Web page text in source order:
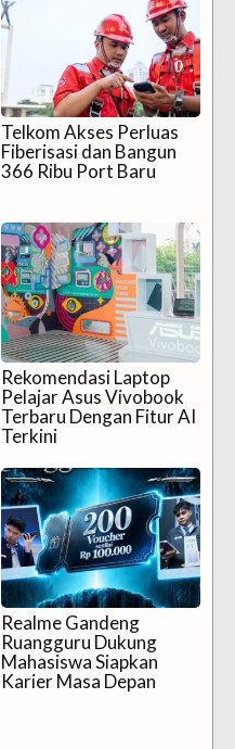
Telkom Akses Perluas
Fiberisasi dan Bangun
366 Ribu Port Baru
Rekomendasi Laptop
Pelajar Asus Vivobook
Terbaru Dengan Fitur AI
Terkini
Realme Gandeng
Ruangguru Dukung
Mahasiswa Siapkan
Karier Masa Depan